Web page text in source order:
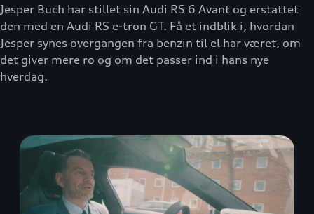
Jesper Buch har stillet sin Audi RS 6 Avant og erstattet
den med en Audi RS e-tron GT. Få et indblik i, hvordan
Jesper synes overgangen fra benzin til el har været, om
det giver mere ro og om det passer ind i hans nye
hverdag.